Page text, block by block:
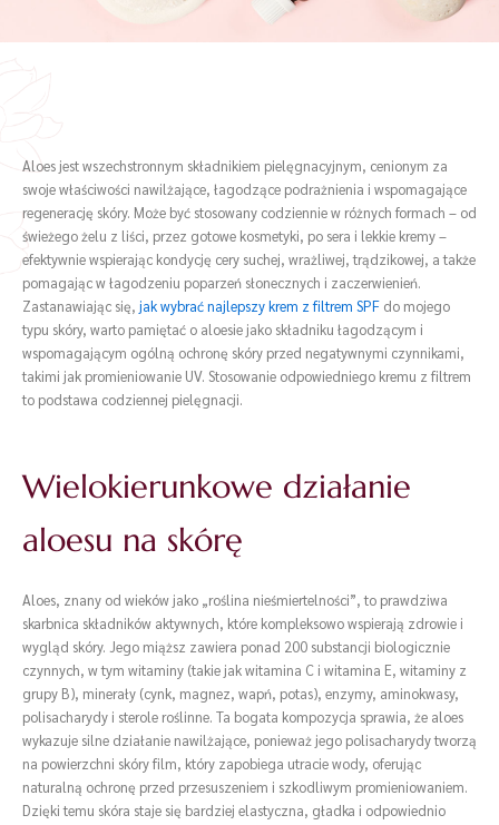
Aloes jest wszechstronnym składnikiem pielęgnacyjnym, cenionym za
swoje właściwości nawilżające, łagodzące podrażnienia i wspomagające
regenerację skóry. Może być stosowany codziennie w różnych formach – od
świeżego żelu z liści, przez gotowe kosmetyki, po sera i lekkie kremy –
efektywnie wspierając kondycję cery suchej, wrażliwej, trądzikowej, a także
pomagając w łagodzeniu poparzeń słonecznych i zaczerwienień.
Zastanawiając się, jak wybrać najlepszy krem z filtrem SPF do mojego
typu skóry, warto pamiętać o aloesie jako składniku łagodzącym i
wspomagającym ogólną ochronę skóry przed negatywnymi czynnikami,
takimi jak promieniowanie UV. Stosowanie odpowiedniego kremu z filtrem
to podstawa codziennej pielęgnacji.
Wielokierunkowe działanie
aloesu na skórę
Aloes, znany od wieków jako „roślina nieśmiertelności”, to prawdziwa
skarbnica składników aktywnych, które kompleksowo wspierają zdrowie i
wygląd skóry. Jego miąższ zawiera ponad 200 substancji biologicznie
czynnych, w tym witaminy (takie jak witamina C i witamina E, witaminy z
grupy B), minerały (cynk, magnez, wapń, potas), enzymy, aminokwasy,
polisacharydy i sterole roślinne. Ta bogata kompozycja sprawia, że aloes
wykazuje silne działanie nawilżające, ponieważ jego polisacharydy tworzą
na powierzchni skóry film, który zapobiega utracie wody, oferując
naturalną ochronę przed przesuszeniem i szkodliwym promieniowaniem.
Dzięki temu skóra staje się bardziej elastyczna, gładka i odpowiednio